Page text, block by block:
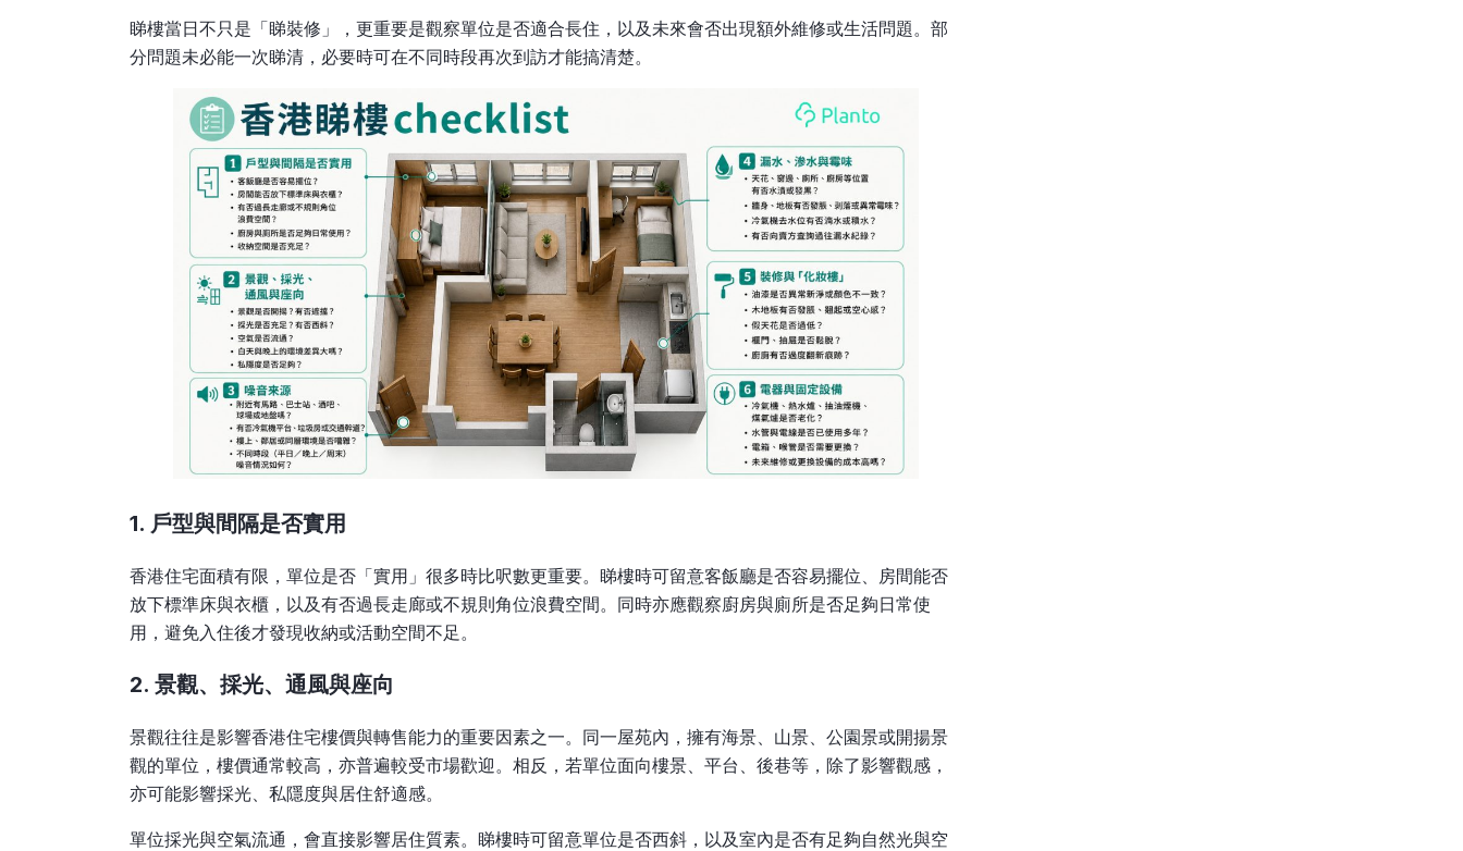
睇樓當日不只是「睇裝修」，更重要是觀察單位是否適合長住，以及未來會否出現額外維修或生活問題。部
分問題未必能一次睇清，必要時可在不同時段再次到訪才能搞清楚。
1. 戶型與間隔是否實用
香港住宅面積有限，單位是否「實用」很多時比呎數更重要。睇樓時可留意客飯廳是否容易擺位、房間能否
放下標準床與衣櫃，以及有否過長走廊或不規則角位浪費空間。同時亦應觀察廚房與廁所是否足夠日常使
用，避免入住後才發現收納或活動空間不足。
2. 景觀、採光、通風與座向
景觀往往是影響香港住宅樓價與轉售能力的重要因素之一。同一屋苑內，擁有海景、山景、公園景或開揚景
觀的單位，樓價通常較高，亦普遍較受市場歡迎。相反，若單位面向樓景、平台、後巷等，除了影響觀感，
亦可能影響採光、私隱度與居住舒適感。
單位採光與空氣流通，會直接影響居住質素。睇樓時可留意單位是否西斜，以及室內是否有足夠自然光與空